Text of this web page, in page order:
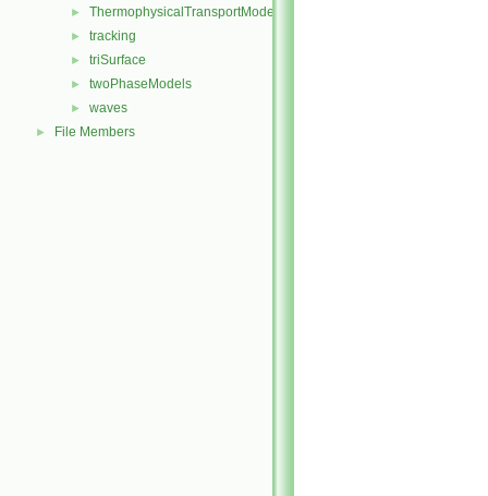
► ThermophysicalTransportModels
► tracking
► triSurface
► twoPhaseModels
► waves
► File Members